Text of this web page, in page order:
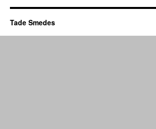
Tade Smedes